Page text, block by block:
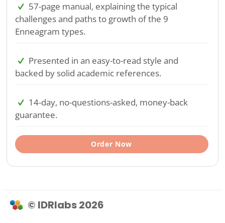
57-page manual, explaining the typical
challenges and paths to growth of the 9
Enneagram types.
Presented in an easy-to-read style and
backed by solid academic references.
14-day, no-questions-asked, money-back
guarantee.
Order Now
© IDRlabs 2026